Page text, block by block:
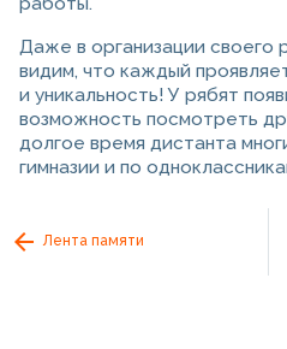
Даже в организации своего
видим, что каждый
и уникальность! У рябят
возможность посмотреть
долгое время дистанта
гимназии и по
Лента памяти